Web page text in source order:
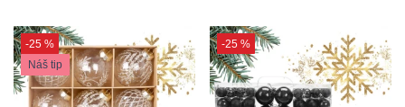
-25 %
Náš tip
-25 %